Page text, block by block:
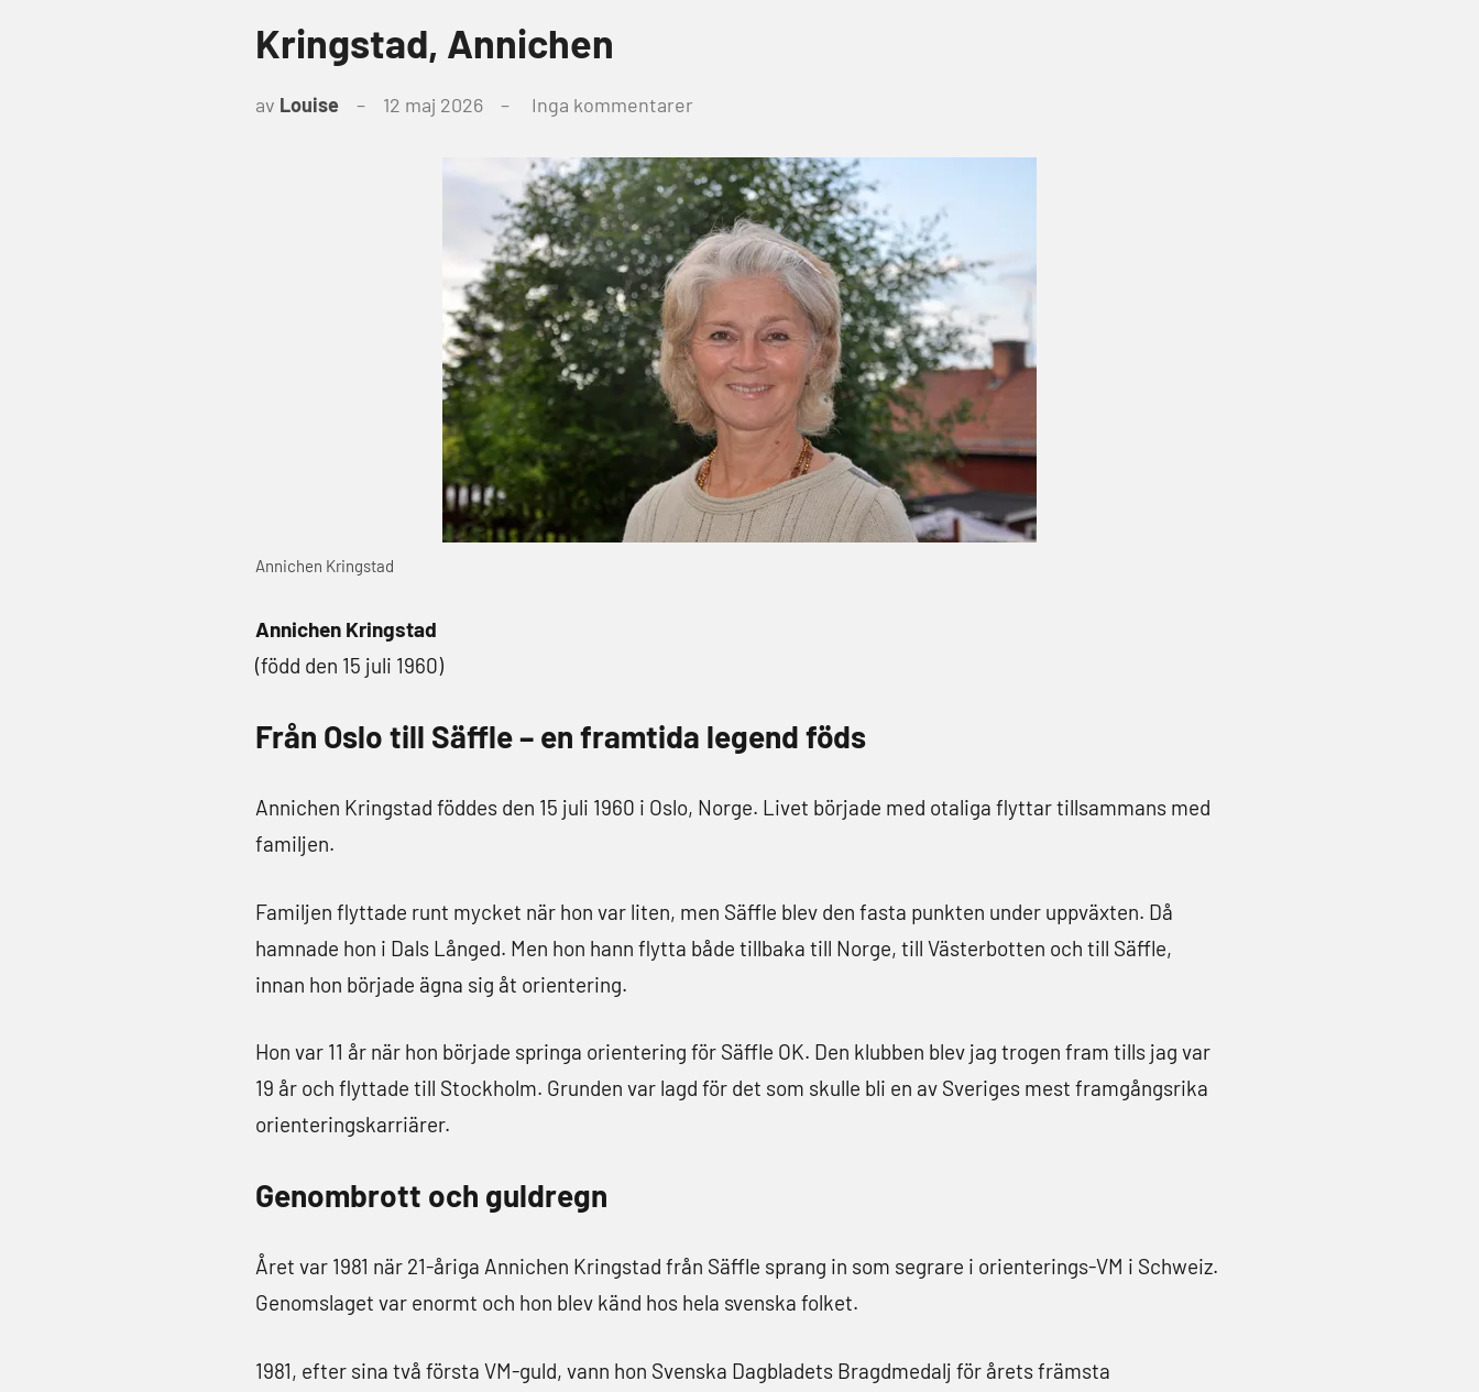
Kringstad, Annichen
av Louise 12 maj 2026 Inga kommentarer
Annichen Kringstad
Annichen Kringstad
(född den 15 juli 1960)
Från Oslo till Säffle – en framtida legend föds
Annichen Kringstad föddes den 15 juli 1960 i Oslo, Norge. Livet började med otaliga flyttar tillsammans med
familjen.
Familjen flyttade runt mycket när hon var liten, men Säffle blev den fasta punkten under uppväxten. Då
hamnade hon i Dals Långed. Men hon hann flytta både tillbaka till Norge, till Västerbotten och till Säffle,
innan hon började ägna sig åt orientering.
Hon var 11 år när hon började springa orientering för Säffle OK. Den klubben blev jag trogen fram tills jag var
19 år och flyttade till Stockholm. Grunden var lagd för det som skulle bli en av Sveriges mest framgångsrika
orienteringskarriärer.
Genombrott och guldregn
Året var 1981 när 21-åriga Annichen Kringstad från Säffle sprang in som segrare i orienterings-VM i Schweiz.
Genomslaget var enormt och hon blev känd hos hela svenska folket.
1981, efter sina två första VM-guld, vann hon Svenska Dagbladets Bragdmedalj för årets främsta